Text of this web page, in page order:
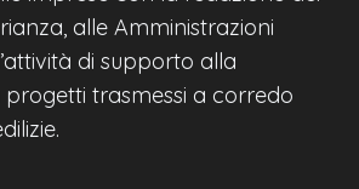
alle Amministrazioni
di supporto alla
trasmessi a corredo